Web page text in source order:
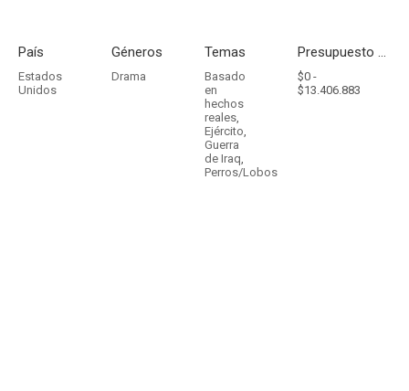
País
Estados
Unidos
Géneros
Drama
Temas
Basado
en
hechos
reales,
Ejército,
Guerra
de Iraq,
Perros/Lobos
Presupuesto - Ingresos
$0 -
$13.406.883